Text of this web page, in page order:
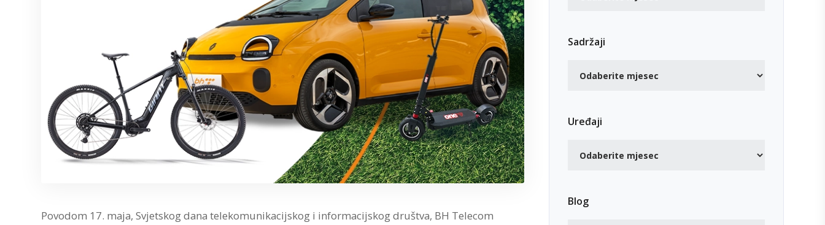
Povodom 17. maja, Svjetskog dana telekomunikacijskog i informacijskog društva, BH Telecom
Sadržaji
Uređaji
Blog